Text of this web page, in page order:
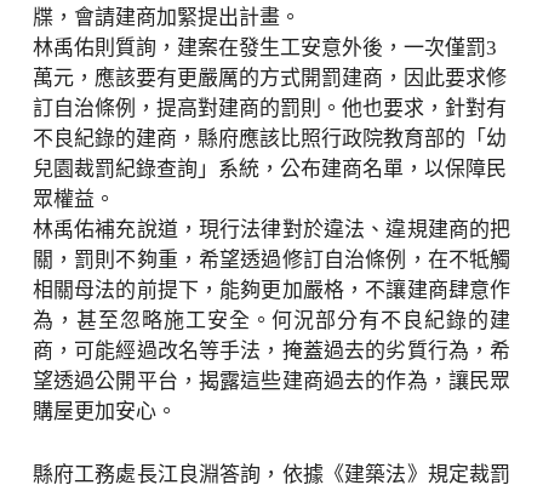
牒，會請建商加緊提出計畫。
林禹佑則質詢，建案在發生工安意外後，一次僅罰3
萬元，應該要有更嚴厲的方式開罰建商，因此要求修
訂自治條例，提高對建商的罰則。他也要求，針對有
不良紀錄的建商，縣府應該比照行政院教育部的「幼
兒園裁罰紀錄查詢」系統，公布建商名單，以保障民
眾權益。
林禹佑補充說道，現行法律對於違法、違規建商的把
關，罰則不夠重，希望透過修訂自治條例，在不牴觸
相關母法的前提下，能夠更加嚴格，不讓建商肆意作
為，甚至忽略施工安全。何況部分有不良紀錄的建
商，可能經過改名等手法，掩蓋過去的劣質行為，希
望透過公開平台，揭露這些建商過去的作為，讓民眾
購屋更加安心。
縣府工務處長江良淵答詢，依據《建築法》規定裁罰